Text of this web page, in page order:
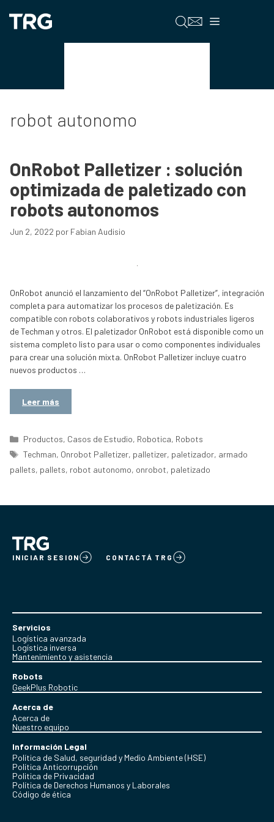
contenido
Menú
robot autonomo
OnRobot Palletizer : solución
optimizada de paletizado con
robots autonomos
Jun 2, 2022 por Fabian Audisio
OnRobot anunció el lanzamiento del “OnRobot Palletizer”, integración
completa para automatizar los procesos de paletización. Es
compatible con robots colaborativos y robots industriales ligeros
de Techman y otros. El paletizador OnRobot está disponible como un
sistema completo listo para usar o como componentes individuales
para crear una solución mixta. OnRobot Palletizer incluye cuatro
nuevos productos …
Leer más
Categorías
Productos, Casos de Estudio, Robotica, Robots
Etiquetas
Techman, Onrobot Palletizer, palletizer, paletizador, armado
pallets, pallets, robot autonomo, onrobot, paletizado
INICIAR SESION CONTACTÁ TRG
Servicios
Logística avanzada
Logística inversa
Mantenimiento y asistencia
Robots
GeekPlus Robotic
Acerca de
Acerca de
Nuestro equipo
Información Legal
Política de Salud, seguridad y Medio Ambiente (HSE)
Política Anticorrupción
Politica de Privacidad
Política de Derechos Humanos y Laborales
Código de ética